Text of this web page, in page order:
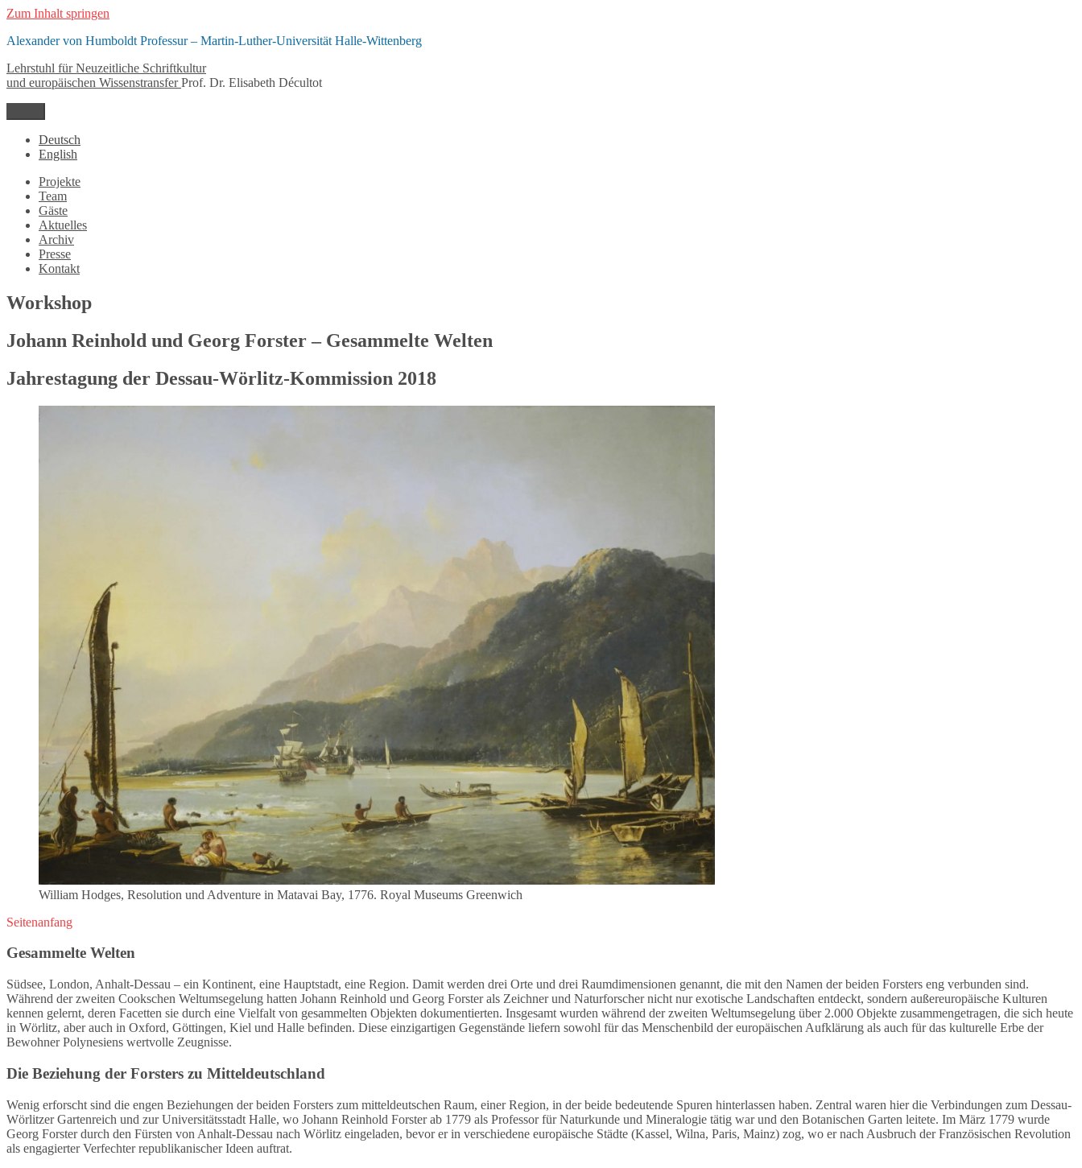
Zum Inhalt springen
Alexander von Humboldt Professur – Martin-Luther-Universität Halle-Wittenberg
Lehrstuhl für Neuzeitliche Schriftkultur
und europäischen WissenstransferProf. Dr. Elisabeth Décultot
Deutsch
English
Projekte
Team
Gäste
Aktuelles
Archiv
Presse
Kontakt
Workshop
Johann Reinhold und Georg Forster – Gesammelte Welten
Jahrestagung der Dessau-Wörlitz-Kommission 2018
William Hodges, Resolution und Adventure in Matavai Bay, 1776. Royal Museums Greenwich
Seitenanfang
Gesammelte Welten
Südsee, London, Anhalt-Dessau – ein Kontinent, eine Hauptstadt, eine Region. Damit werden drei Orte und drei Raumdimensionen genannt, die mit den Namen der beiden Forsters eng verbunden sind.
Während der zweiten Cookschen Weltumsegelung hatten Johann Reinhold und Georg Forster als Zeichner und Naturforscher nicht nur exotische Landschaften entdeckt, sondern außereuropäische Kulturen
kennen gelernt, deren Facetten sie durch eine Vielfalt von gesammelten Objekten dokumentierten. Insgesamt wurden während der zweiten Weltumsegelung über 2.000 Objekte zusammengetragen, die sich heute
in Wörlitz, aber auch in Oxford, Göttingen, Kiel und Halle befinden. Diese einzigartigen Gegenstände liefern sowohl für das Menschenbild der europäischen Aufklärung als auch für das kulturelle Erbe der
Bewohner Polynesiens wertvolle Zeugnisse.
Die Beziehung der Forsters zu Mitteldeutschland
Wenig erforscht sind die engen Beziehungen der beiden Forsters zum mitteldeutschen Raum, einer Region, in der beide bedeutende Spuren hinterlassen haben. Zentral waren hier die Verbindungen zum Dessau-
Wörlitzer Gartenreich und zur Universitätsstadt Halle, wo Johann Reinhold Forster ab 1779 als Professor für Naturkunde und Mineralogie tätig war und den Botanischen Garten leitete. Im März 1779 wurde
Georg Forster durch den Fürsten von Anhalt-Dessau nach Wörlitz eingeladen, bevor er in verschiedene europäische Städte (Kassel, Wilna, Paris, Mainz) zog, wo er nach Ausbruch der Französischen Revolution
als engagierter Verfechter republikanischer Ideen auftrat.